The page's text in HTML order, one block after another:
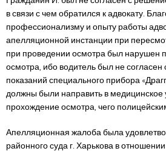
в связи с чем обратился к адвокату.
профессионализму и опыту работы
апелляционной инстанции при
при проведении осмотра был нарушен
осмотра, ибо водитель был не согласен
показаний специального прибора
должны были направить в медицинское
прохождение осмотра, чего
Апелляционная жалоба была
районного суда г. Харькова в